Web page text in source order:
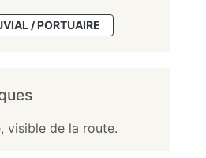
/ PORTUAIRE
visible de la route.